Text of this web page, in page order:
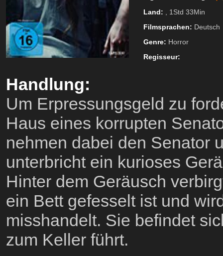
Land: , 1Std 33Min
Filmsprachen: Deutsch
Genre: Horror
Regisseur:
Handlung:
Um Erpressungsgeld zu
Haus eines korrupten
nehmen dabei den Senator
unterbricht ein kurioses
Hinter dem Geräusch
ein Bett gefesselt ist und
misshandelt. Sie befindet
zum Keller führt.